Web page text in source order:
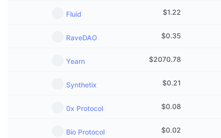
Tecnologia
Estatísticas Gerais dos NFT
Próximas Vendas
Fluid $1.22
RaveDAO $0.35
Yearn $2070.78
Synthetix $0.21
0x Protocol $0.08
Bio Protocol $0.02